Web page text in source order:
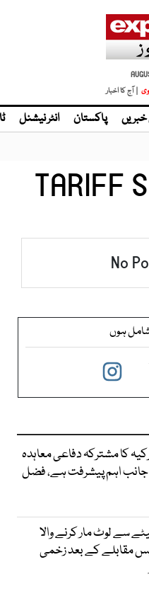
وی | آج کا اخبار
پاکستان انٹر نیشنل
TARIFF
No
ہوں
کا مشترکہ دفاعی معاہدہ
جانب اہم پیشرفت ہے، فضل
سے لوٹ مار کرنے والا
مقابلے کے بعد زخمی